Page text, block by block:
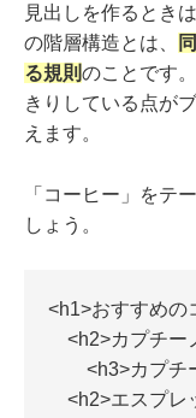
見出しを作るとき
の階層構造とは、
る規則のことです
きりしている点が
えます。
「コーヒー」をテ
しょう。
<h1>おすすめの
<h2>カプチー
<h3>カプチ
<h2>エスプレ